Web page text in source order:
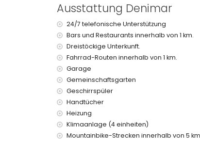
nächster Park: Montgo, Denia (innerhalb
nächster Flughafen: Alicante (innerhalb
zweiter nächster Flughafen: Valencia (>
öffentliche Verkehrsmittel in der Nähe:
Rauchen nicht erlaubt
bitte konsultieren Sie, ob Haustiere erlaubt
Die Unterkunft ist sehr gut geeignet für
Einrichtungen und Dienstleistungen, die
Internet (WiFi)
Bügeleisen und Bügelbrett
Bettwäsche, Handtücher und Kinderbett/
Empfangsdienst und 24-Stunden-Notdienst
Luftheizung und Klimaanlage
Ausstattung Denimar
24/7 telefonische Unterstützung
Bars und Restaurants innerhalb von 1 km.
Dreistöckige Unterkunft.
Fahrrad-Routen innerhalb von 1 km.
Garage
Gemeinschaftsgarten
Geschirrspüler
Handtücher
Heizung
Klimaanlage (4 einheiten)
Mountainbike-Strecken innerhalb von 5